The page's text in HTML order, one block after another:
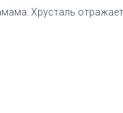
Хрусталь отражает